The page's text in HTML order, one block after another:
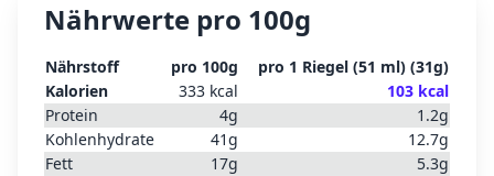
Nährwerte pro 100g
Nährstoff pro 100g pro 1 Riegel (51 ml) (31g)
Kalorien
333 kcal 103 kcal
Protein
4g 1.2g
Kohlenhydrate
41g 12.7g
Fett
17g 5.3g